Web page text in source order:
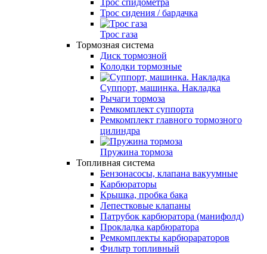
Трос сидения / бардачка
Трос газа
Тормозная система
Диск тормозной
Колодки тормозные
Суппорт, машинка. Накладка
Рычаги тормоза
Ремкомплект суппорта
Ремкомплект главного тормозного
цилиндра
Пружина тормоза
Топливная система
Бензонасосы, клапана вакуумные
Карбюраторы
Крышка, пробка бака
Лепестковые клапаны
Патрубок карбюратора (манифолд)
Прокладка карбюратора
Ремкомплекты карбюрараторов
Фильтр топливный